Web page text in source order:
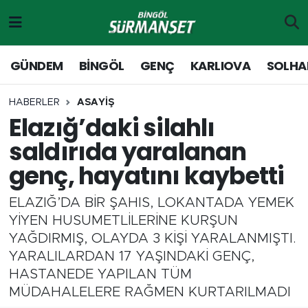
GÜNDEM BİNGÖL GENÇ KARLIOVA
HABERLER ASAYİŞ
Elazığ’daki silahlı
saldırıda yaralanan
genç, hayatını kaybetti
ELAZIĞ’DA BİR ŞAHIS, LOKANTADA YEMEK
YİYEN HUSUMETLİLERİNE KURŞUN
YAĞDIRMIŞ, OLAYDA 3 KİŞİ YARALANMIŞTI.
YARALILARDAN 17 YAŞINDAKİ GENÇ,
HASTANEDE YAPILAN TÜM
MÜDAHALELERE RAĞMEN KURTARILMADI
Genç
Solhan
Karlıova
Adaklı-Kiğı
Yayladere-Yedisu
MD Prestij Dergisi
Siyaset
Merkez Hava Durumu
Merkez Trafik Yoğunluk Haritası
Süper Lig Puan Durumu ve Fikstür
Tüm Manşetler
Son Dakika Haberleri
Haber Arşivi